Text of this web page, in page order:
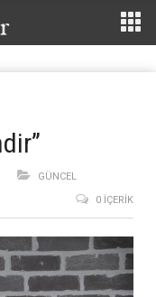
GÜNCEL
0 İÇERIK